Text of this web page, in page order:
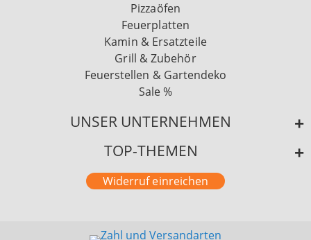
Pizzaöfen
Feuerplatten
Kamin & Ersatzteile
Grill & Zubehör
Feuerstellen & Gartendeko
Sale %
UNSER UNTERNEHMEN
TOP-THEMEN
Widerruf einreichen